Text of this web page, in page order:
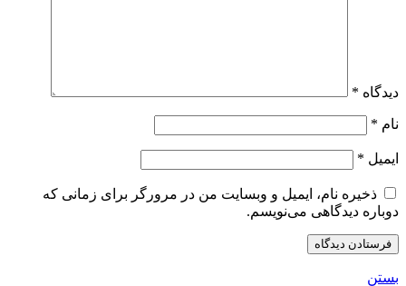
دیدگاه *
نام *
ایمیل *
ذخیره نام، ایمیل و وبسایت من در مرورگر برای زمانی که
دوباره دیدگاهی می‌نویسم.
بستن